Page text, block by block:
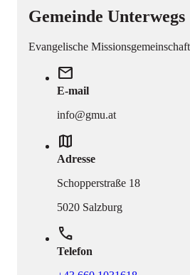
Gemeinde Unterwegs
Evangelische
mail
E-mail
info@gmu.at
map
Adresse
Schopperstraße 18
5020 Salzburg
phone
Telefon